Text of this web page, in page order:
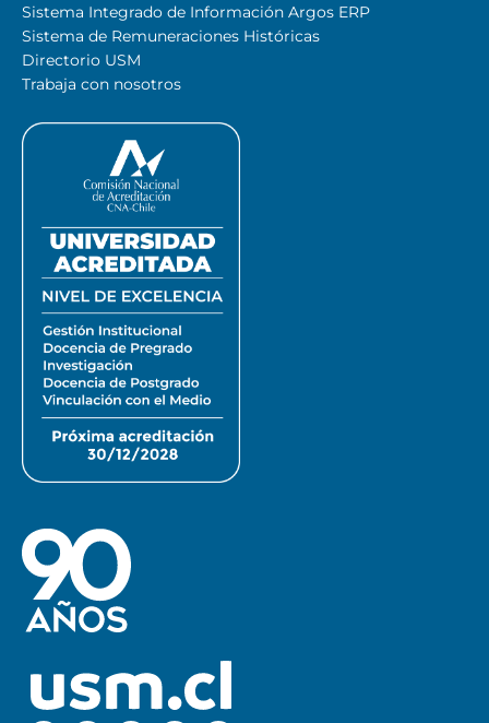
Sistema Integrado de Información Argos ERP
Sistema de Remuneraciones Históricas
Directorio USM
Trabaja con nosotros